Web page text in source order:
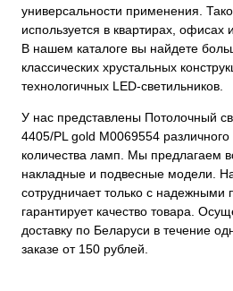
универсальности применения.
используется в квартирах, офисах
В нашем каталоге вы найдете
классических хрустальных
технологичных LED-светильников.
У нас представлены Потолочный
4405/PL gold М0069554
количества ламп. Мы предлагаем
накладные и подвесные модели.
сотрудничает только с надежными
гарантирует качество товара.
доставку по Беларуси в течение
заказе от 150 рублей.